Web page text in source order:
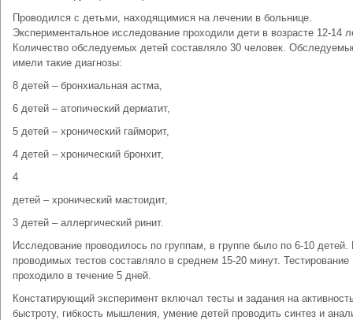
Проводился с детьми, находящимися на лечении в больнице.
Экспериментальное исследование проходили дети в возрасте 12-14
Количество обследуемых детей составляло 30 человек.
имели такие диагнозы:
8 детей – бронхиальная астма,
6 детей – атопический дерматит,
5 детей – хронический гайморит,
4 детей – хронический бронхит,
4
детей – хронический мастоидит,
3 детей – аллергический ринит.
Исследование проводилось по группам, в группе было по 6-10
проводимых тестов составляло в среднем 15-20 минут. Тестирование
проходило в течение 5 дней.
Констатирующий эксперимент включал тесты и задания на
быстроту, гибкость мышления, умение детей проводить синтез и